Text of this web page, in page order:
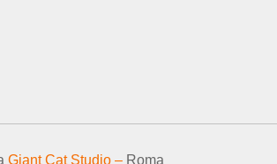
Giant Cat Studio – Roma